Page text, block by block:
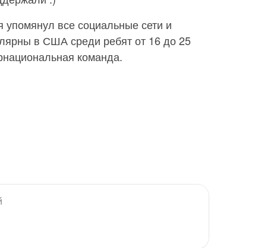
все социальные сети и
в США среди ребят от 16 до 25
команда.